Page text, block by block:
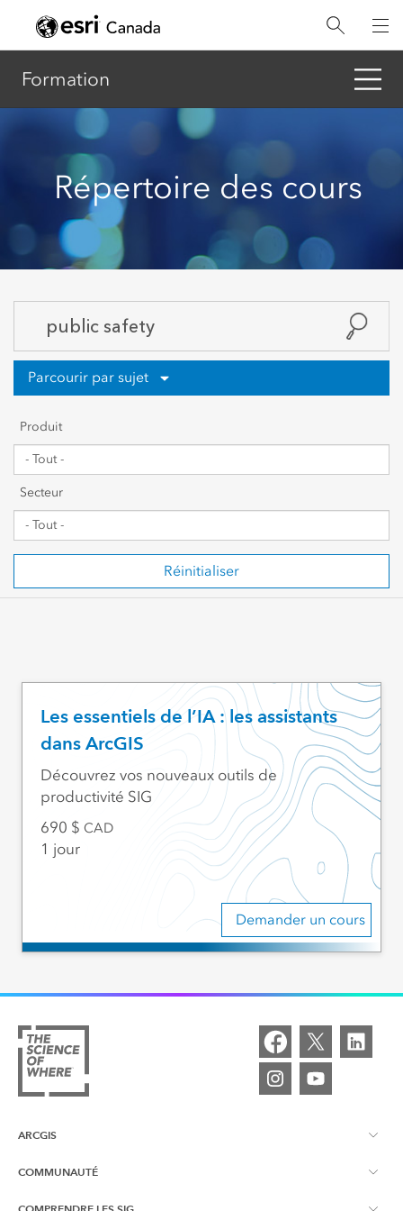
contenu
Formation
Répertoire des cours
Parcourir par sujet
Partage et collaboration
Gestion de données
Cartographie, visualisation et analyses
Script et développement
Produit
Secteur
Réinitialiser
Les essentiels de l’IA : les assistants
dans ArcGIS
Demander un cours
Découvrez vos nouveaux outils de
productivité SIG
690
CAD
1 jour
ARCGIS
À propos d'ArcGIS
COMMUNAUTÉ